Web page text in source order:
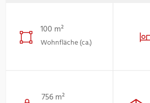
100 m²
Wohnfläche (ca.)
756 m²